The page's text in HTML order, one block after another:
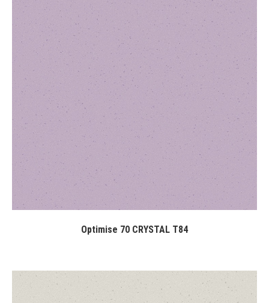
Optimise 70 CRYSTAL T84